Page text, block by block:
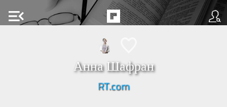
menu_open
Анна Шафран
RT.com